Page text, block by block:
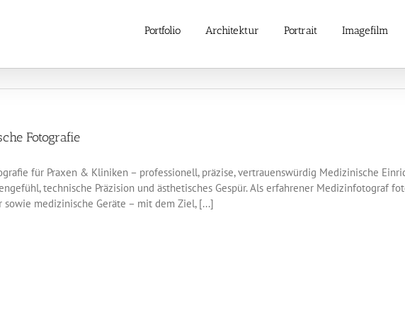
Portfolio Architektur Portrait Imagefilm
Fotografie
für Praxen & Kliniken – professionell, präzise, vertrauenswürdig Medizinische
technische Präzision und ästhetisches Gespür. Als erfahrener Medizinfotograf
sowie medizinische Geräte – mit dem Ziel, [...]